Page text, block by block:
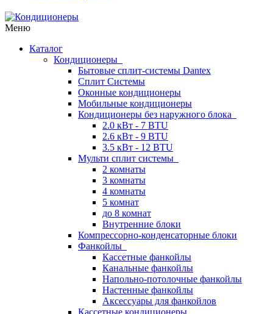
Меню
Каталог
Кондиционеры
Бытовые сплит-системы Dantex
Сплит Системы
Оконные кондиционеры
Мобильные кондиционеры
Кондиционеры без наружного блока
2.0 кВт - 7 BTU
2.6 кВт - 9 BTU
3.5 кВт - 12 BTU
Мульти сплит системы
2 комнаты
3 комнаты
4 комнаты
5 комнат
до 8 комнат
Внутренние блоки
Компрессорно-конденсаторные блоки
Фанкойлы
Кассетные фанкойлы
Канальные фанкойлы
Напольно-потолочные фанкойлы
Настенные фанкойлы
Аксессуары для фанкойлов
Кассетные кондиционеры